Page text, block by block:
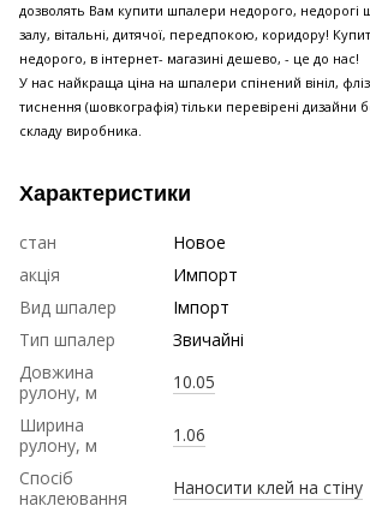
дозволять Вам купити шпалери недорого, недорогі
залу, вітальні, дитячої, передпокою, коридору!
недорого, в інтернет- магазині дешево, - це до нас!
У нас найкраща ціна на шпалери спінений вініл,
тиснення (шовкографія) тільки перевірені дизайни
складу виробника.
Характеристики
стан
Новое
акція
Импорт
Вид шпалер
Імпорт
Тип шпалер
Звичайні
Довжина
рулону, м
10.05
Ширина
рулону, м
1.06
Спосіб
наклеювання
Наносити клей на стіну